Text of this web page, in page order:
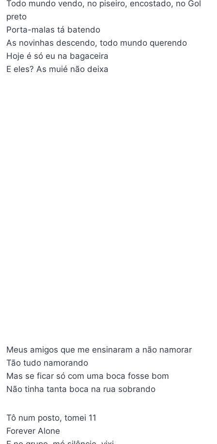
Todo mundo vendo, no piseiro, encostado, no Gol
preto
Porta-malas tá batendo
As novinhas descendo, todo mundo querendo
Hoje é só eu na bagaceira
E eles? As muié não deixa
Meus amigos que me ensinaram a não namorar
Tão tudo namorando
Mas se ficar só com uma boca fosse bom
Não tinha tanta boca na rua sobrando
Tô num posto, tomei 11
Forever Alone